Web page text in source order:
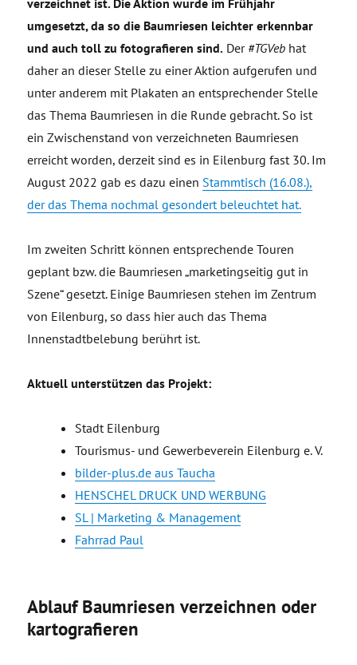
umgesetzt, da so die Baumriesen leichter erkennbar
und auch toll zu fotografieren sind. Der #TGVeb hat
daher an dieser Stelle zu einer Aktion aufgerufen und
unter anderem mit Plakaten an entsprechender Stelle
das Thema Baumriesen in die Runde gebracht. So ist
ein Zwischenstand von verzeichneten Baumriesen
erreicht worden, derzeit sind es in Eilenburg fast 30. Im
August 2022 gab es dazu einen Stammtisch (16.08.),
der das Thema nochmal gesondert beleuchtet hat.
Im zweiten Schritt können entsprechende Touren
geplant bzw. die Baumriesen „marketingseitig gut in
Szene“ gesetzt. Einige Baumriesen stehen im Zentrum
von Eilenburg, so dass hier auch das Thema
Innenstadtbelebung berührt ist.
Aktuell unterstützen das Projekt:
Stadt Eilenburg
Tourismus- und Gewerbeverein Eilenburg e. V.
bilder-plus.de aus Taucha
HENSCHEL DRUCK UND WERBUNG
SL | Marketing & Management
Fahrrad Paul
Ablauf Baumriesen verzeichnen oder
kartografieren